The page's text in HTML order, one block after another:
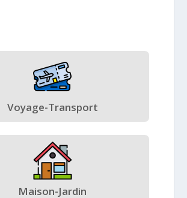
Voyage-Transport
Maison-Jardin